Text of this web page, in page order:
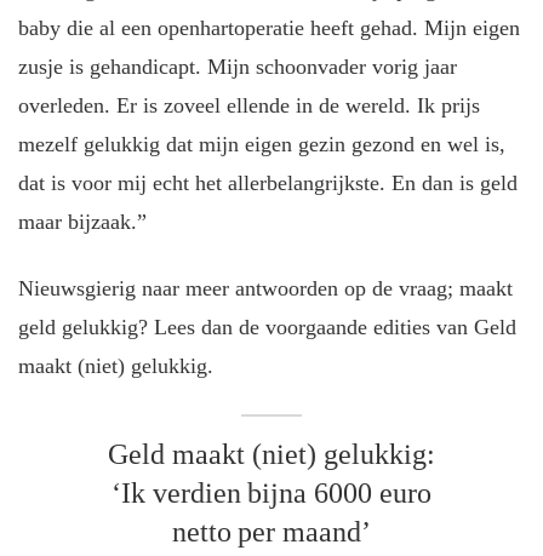
baby die al een openhartoperatie heeft gehad. Mijn eigen
zusje is gehandicapt. Mijn schoonvader vorig jaar
overleden. Er is zoveel ellende in de wereld. Ik prijs
mezelf gelukkig dat mijn eigen gezin gezond en wel is,
dat is voor mij echt het allerbelangrijkste. En dan is geld
maar bijzaak.”
Nieuwsgierig naar meer antwoorden op de vraag; maakt
geld gelukkig? Lees dan de voorgaande edities van Geld
maakt (niet) gelukkig.
Geld maakt (niet) gelukkig:
‘Ik verdien bijna 6000 euro
netto per maand’